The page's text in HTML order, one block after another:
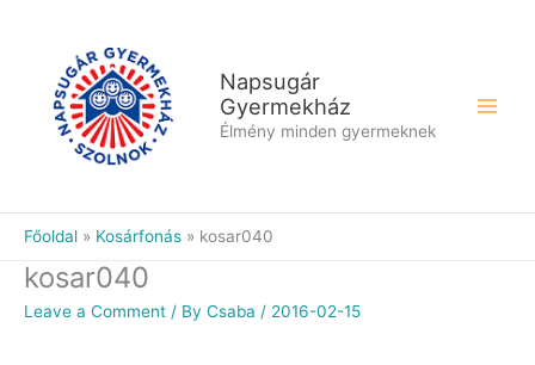
Napsugár
Gyermekház
Élmény minden gyermeknek
Főoldal Kosárfonás kosar040
kosar040
Leave a Comment / By Csaba / 2016-02-15